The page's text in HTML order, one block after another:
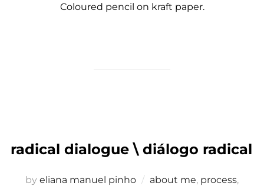
Coloured pencil on kraft paper.
radical dialogue \ diálogo radical
by eliana manuel pinho about me, process,